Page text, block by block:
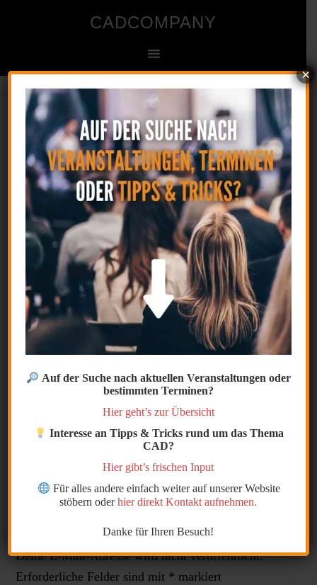
CADCOMPANY
Ingenieur- und Zeichenbüro für CAD
Startseite CENTERTYPE (Systemvariable)
CENTERTYPE
(Systemvariable)
23. August 2016 by CAD 1 Kommentar
Die Systemvariable CENTERTYPEdefiniert den
Mittellinienmarkierung verwendet wird.
Die Voreinstellung steht auf Center2.
Kategorie:Systemvariablen
Schreibe einen Kommentar
Deine E-Mail-Adresse wird nicht veröffentlicht.
Erforderliche Felder sind mit * markiert
Auf der Suche nach aktuellen Veranstaltungen oder
bestimmten Terminen?
Hier geht’s zur Übersicht
Interesse an Tipps & Tricks rund um das Thema
CAD?
Hier gibt’s frischen Input
Für alles andere einfach weiter auf unserer Website
stöbern oderhier direkt Kontakt aufnehmen.
Danke für Ihren Besuch!
×